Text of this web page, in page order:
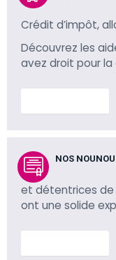
Crédit d’impôt,
Découvrez les
avez droit pour
NOS
et détentrices de
ont une solide